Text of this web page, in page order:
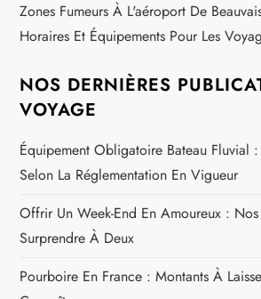
Zones Fumeurs À L'aéroport De
Horaires Et Équipements Pour Les
NOS DERNIÈRES
VOYAGE
Équipement Obligatoire Bateau Fluvial
Selon La Réglementation En Vigueur
Offrir Un Week-End En Amoureux :
Surprendre À Deux
Pourboire En France : Montants À